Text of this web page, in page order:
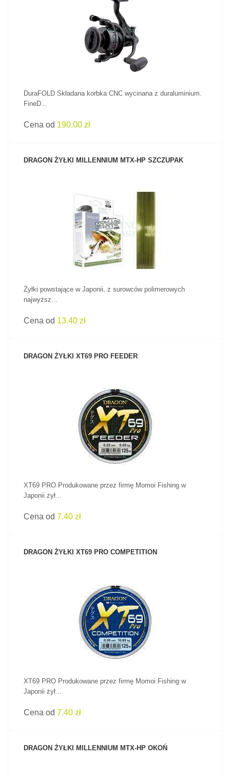
ZOBACZ PRODUKT
DuraFOLD Składana korbka CNC wycinana z duraluminium.
FineD...
Cena od 190.00 zł
DRAGON ŻYŁKI MILLENNIUM MTX-HP SZCZUPAK
ZOBACZ PRODUKT
Żyłki powstające w Japonii, z surowców polimerowych
najwyższ...
Cena od 13.40 zł
DRAGON ŻYŁKI XT69 PRO FEEDER
ZOBACZ PRODUKT
XT69 PRO Produkowane przez firmę Momoi Fishing w
Japonii żył...
Cena od 7.40 zł
DRAGON ŻYŁKI XT69 PRO COMPETITION
ZOBACZ PRODUKT
XT69 PRO Produkowane przez firmę Momoi Fishing w
Japonii żył...
Cena od 7.40 zł
DRAGON ŻYŁKI MILLENNIUM MTX-HP OKOŃ